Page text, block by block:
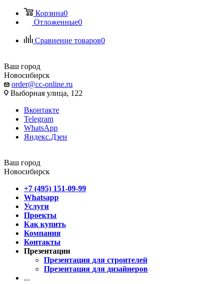
Корзина0
Отложенные0
Сравнение товаров0
Ваш город
Новосибирск
order@cc-online.ru
Выборная улица, 122
Вконтакте
Telegram
WhatsApp
Яндекс.Дзен
Ваш город
Новосибирск
+7 (495) 151-09-99
Whatsapp
Услуги
Проекты
Как купить
Компания
Контакты
Презентации
Презентация для строителей
Презентация для дизайнеров
...